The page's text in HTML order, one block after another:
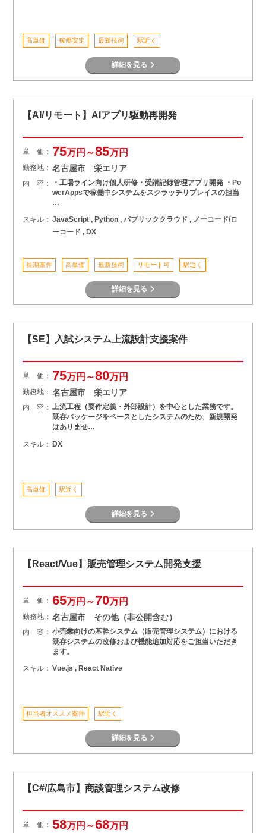
高単価 稼働安定 最新技術 駅近く
詳細を見る
【AI/リモート】AIアプリ駆動再開発
単 価： 75万円～85万円
勤務地： 名古屋市 栄エリア
内 容：
・工場ライン向け個人研修・受講記録管理アプリ開発 ・Po
werAppsで稼働中システムをスクラッチリプレイスの担当
…
スキル： JavaScript , Python , パブリッククラウド , ノーコード/ロ
ーコード , DX
長期案件 高単価 最新技術 リモート可 駅近く
詳細を見る
【SE】入試システム上流設計支援案件
単 価： 75万円～80万円
勤務地： 名古屋市 栄エリア
内 容： 上流工程（要件定義・外部設計）を中心とした業務です。
既存パッケージをベースとしたシステムのため、新規開発
はありませ…
スキル： DX
高単価 駅近く
詳細を見る
【React/Vue】販売管理システム開発支援
単 価： 65万円～70万円
勤務地： 名古屋市 その他（非公開含む）
内 容： 小売業向けの基幹システム（販売管理システム）における
既存システムの改修および機能追加対応をご担当いただき
ます。
スキル： Vue.js , React Native
担当者オススメ案件 駅近く
詳細を見る
【C#/広島市】商談管理システム改修
単 価： 58万円～68万円